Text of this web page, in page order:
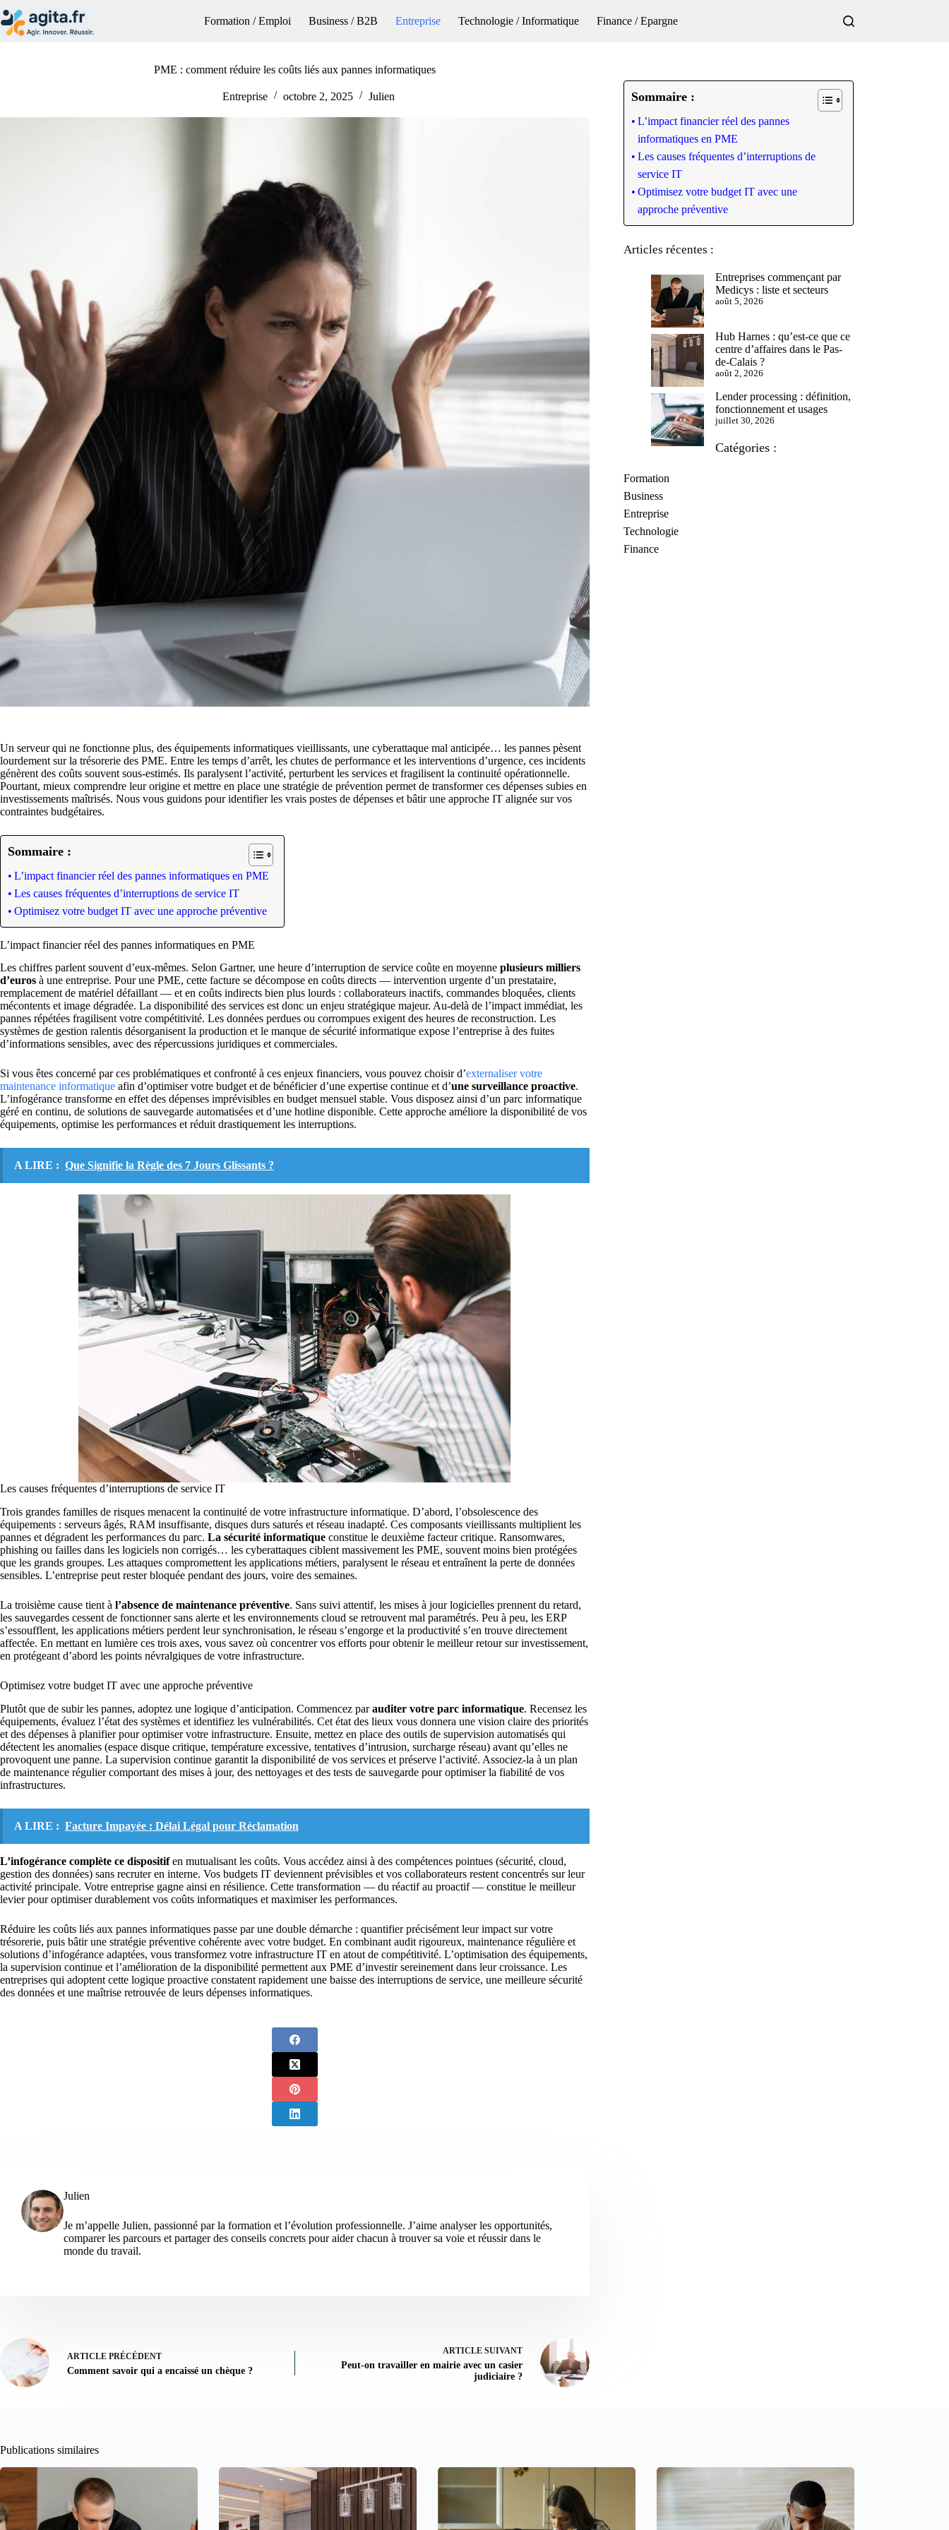
au
contenu
Formation / Emploi Business / B2B Entreprise Technologie / Informatique Finance / Epargne
PME : comment réduire les coûts liés aux pannes informatiques
Entreprise octobre 2, 2025 Julien
Un serveur qui ne fonctionne plus, des équipements informatiques vieillissants, une cyberattaque mal anticipée… les pannes pèsent
lourdement sur la trésorerie des PME. Entre les temps d’arrêt, les chutes de performance et les interventions d’urgence, ces incidents
génèrent des coûts souvent sous-estimés. Ils paralysent l’activité, perturbent les services et fragilisent la continuité opérationnelle.
Pourtant, mieux comprendre leur origine et mettre en place une stratégie de prévention permet de transformer ces dépenses subies en
investissements maîtrisés. Nous vous guidons pour identifier les vrais postes de dépenses et bâtir une approche IT alignée sur vos
contraintes budgétaires.
Sommaire :
L’impact financier réel des pannes informatiques en PME
Les causes fréquentes d’interruptions de service IT
Optimisez votre budget IT avec une approche préventive
L’impact financier réel des pannes informatiques en PME
Les chiffres parlent souvent d’eux-mêmes. Selon Gartner, une heure d’interruption de service coûte en moyenne plusieurs milliers
d’euros à une entreprise. Pour une PME, cette facture se décompose en coûts directs — intervention urgente d’un prestataire,
remplacement de matériel défaillant — et en coûts indirects bien plus lourds : collaborateurs inactifs, commandes bloquées, clients
mécontents et image dégradée. La disponibilité des services est donc un enjeu stratégique majeur. Au-delà de l’impact immédiat, les
pannes répétées fragilisent votre compétitivité. Les données perdues ou corrompues exigent des heures de reconstruction. Les
systèmes de gestion ralentis désorganisent la production et le manque de sécurité informatique expose l’entreprise à des fuites
d’informations sensibles, avec des répercussions juridiques et commerciales.
Si vous êtes concerné par ces problématiques et confronté à ces enjeux financiers, vous pouvez choisir d’externaliser votre
maintenance informatique afin d’optimiser votre budget et de bénéficier d’une expertise continue et d’une surveillance proactive.
L’infogérance transforme en effet des dépenses imprévisibles en budget mensuel stable. Vous disposez ainsi d’un parc informatique
géré en continu, de solutions de sauvegarde automatisées et d’une hotline disponible. Cette approche améliore la disponibilité de vos
équipements, optimise les performances et réduit drastiquement les interruptions.
A LIRE : Que Signifie la Règle des 7 Jours Glissants ?
Les causes fréquentes d’interruptions de service IT
Trois grandes familles de risques menacent la continuité de votre infrastructure informatique. D’abord, l’obsolescence des
équipements : serveurs âgés, RAM insuffisante, disques durs saturés et réseau inadapté. Ces composants vieillissants multiplient les
pannes et dégradent les performances du parc. La sécurité informatique constitue le deuxième facteur critique. Ransomwares,
phishing ou failles dans les logiciels non corrigés… les cyberattaques ciblent massivement les PME, souvent moins bien protégées
que les grands groupes. Les attaques compromettent les applications métiers, paralysent le réseau et entraînent la perte de données
sensibles. L’entreprise peut rester bloquée pendant des jours, voire des semaines.
La troisième cause tient à l’absence de maintenance préventive. Sans suivi attentif, les mises à jour logicielles prennent du retard,
les sauvegardes cessent de fonctionner sans alerte et les environnements cloud se retrouvent mal paramétrés. Peu à peu, les ERP
s’essoufflent, les applications métiers perdent leur synchronisation, le réseau s’engorge et la productivité s’en trouve directement
affectée. En mettant en lumière ces trois axes, vous savez où concentrer vos efforts pour obtenir le meilleur retour sur investissement,
en protégeant d’abord les points névralgiques de votre infrastructure.
Optimisez votre budget IT avec une approche préventive
Plutôt que de subir les pannes, adoptez une logique d’anticipation. Commencez parauditer votre parc informatique. Recensez les
équipements, évaluez l’état des systèmes et identifiez les vulnérabilités. Cet état des lieux vous donnera une vision claire des priorités
et des dépenses à planifier pour optimiser votre infrastructure. Ensuite, mettez en place des outils de supervision automatisés qui
détectent les anomalies (espace disque critique, température excessive, tentatives d’intrusion, surcharge réseau) avant qu’elles ne
provoquent une panne. La supervision continue garantit la disponibilité de vos services et préserve l’activité. Associez-la à un plan
de maintenance régulier comportant des mises à jour, des nettoyages et des tests de sauvegarde pour optimiser la fiabilité de vos
infrastructures.
A LIRE : Facture Impayée : Délai Légal pour Réclamation
L’infogérance complète ce dispositifen mutualisant les coûts. Vous accédez ainsi à des compétences pointues (sécurité, cloud,
gestion des données) sans recruter en interne. Vos budgets IT deviennent prévisibles et vos collaborateurs restent concentrés sur leur
activité principale. Votre entreprise gagne ainsi en résilience. Cette transformation — du réactif au proactif — constitue le meilleur
levier pour optimiser durablement vos coûts informatiques et maximiser les performances.
Réduire les coûts liés aux pannes informatiques passe par une double démarche : quantifier précisément leur impact sur votre
trésorerie, puis bâtir une stratégie préventive cohérente avec votre budget. En combinant audit rigoureux, maintenance régulière et
solutions d’infogérance adaptées, vous transformez votre infrastructure IT en atout de compétitivité. L’optimisation des équipements,
la supervision continue et l’amélioration de la disponibilité permettent aux PME d’investir sereinement dans leur croissance. Les
entreprises qui adoptent cette logique proactive constatent rapidement une baisse des interruptions de service, une meilleure sécurité
des données et une maîtrise retrouvée de leurs dépenses informatiques.
Julien
Je m’appelle Julien, passionné par la formation et l’évolution professionnelle. J’aime analyser les opportunités,
comparer les parcours et partager des conseils concrets pour aider chacun à trouver sa voie et réussir dans le
monde du travail.
ARTICLE PRÉCÉDENT
Comment savoir qui a encaissé un chèque ?
ARTICLESUIVANT
Peut-on travailler en mairie avec un casier
judiciaire ?
Sommaire :
L’impact financier réel des pannes
informatiques en PME
Les causes fréquentes d’interruptions de
service IT
Optimisez votre budget IT avec une
approche préventive
Articles récentes :
Entreprises commençant par
Medicys : liste et secteurs
août 5, 2026
Hub Harnes : qu’est-ce que ce
centre d’affaires dans le Pas-
de-Calais ?
août 2, 2026
Lender processing : définition,
fonctionnement et usages
juillet 30, 2026
Catégories :
Formation
Business
Entreprise
Technologie
Finance
Publications similaires